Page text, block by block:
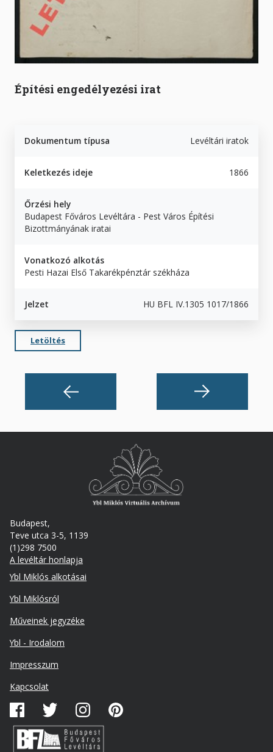
Építési engedélyezési irat
Dokumentum típusa Levéltári iratok
Keletkezés ideje 1866
Őrzési hely
Budapest Főváros Levéltára - Pest Város Építési
Bizottmányának iratai
Vonatkozó alkotás
Pesti Hazai Első Takarékpénztár székháza
Jelzet HU BFL IV.1305 1017/1866
Letöltés
Budapest,
Teve utca 3-5, 1139
(1)298 7500
A levéltár honlapja
Footer
Ybl Miklós alkotásai
Ybl Miklósról
Műveinek jegyzéke
Ybl - Irodalom
Lábléc
másodlagos
Impresszum
Kapcsolat
Közösségi
média